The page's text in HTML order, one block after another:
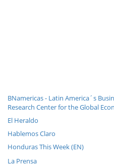
BNamericas - Latin America´s
Research Center for the Global
El Heraldo
Hablemos Claro
Honduras This Week (EN)
La Prensa